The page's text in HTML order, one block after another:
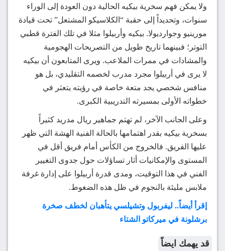
ولا يمكن فهم سخرية بيكيه الحالية دون العودة إلى الوراء
سنوات، وتحديداً إلى حقبة “الكلاسيكو المشتعل” تحت قيادة
مورينيو وجوارديولا. بيكيه وأربيلوا مثلا في تلك الفترة قطبي
التوتر؛ فبينهما تاريخ طويل من التصريحات الهجومية
والمشادات في ممرات الملاعب. ويرى المتابعون أن بيكيه
لا يرى في أربيلوا مجرد مدرب لخصمه التقليدي، بل هو
منافس شخصي يجد متعة خاصة في رؤيته يتعثر في
خطواته الأولى بمسيرته التدريبية الكبرى.
وعلى الجانب الآخر، لم تهتم جماهير ريال مدريد كثيراً
بسخرية بيكيه بقدر اهتمامها بالحالة الفنية الهشة التي ظهر
عليها الفريق. فالخروج من الكأس أمام فريق أقل في
المستوى والإمكانيات أثار تساؤلات حول جدوى التغيير
الفني في هذا التوقيت، ومدى قدرة أربيلوا على إدارة غرفة
ملابس مليئة بالنجوم في ظل هذه الضغوط.
إقرأ أيضاً.. ليفربول وتشيلسي يتأهبان لخطف صخرة
برشلونة في ميركاتو الشتاء
قد يهمك ايضاً